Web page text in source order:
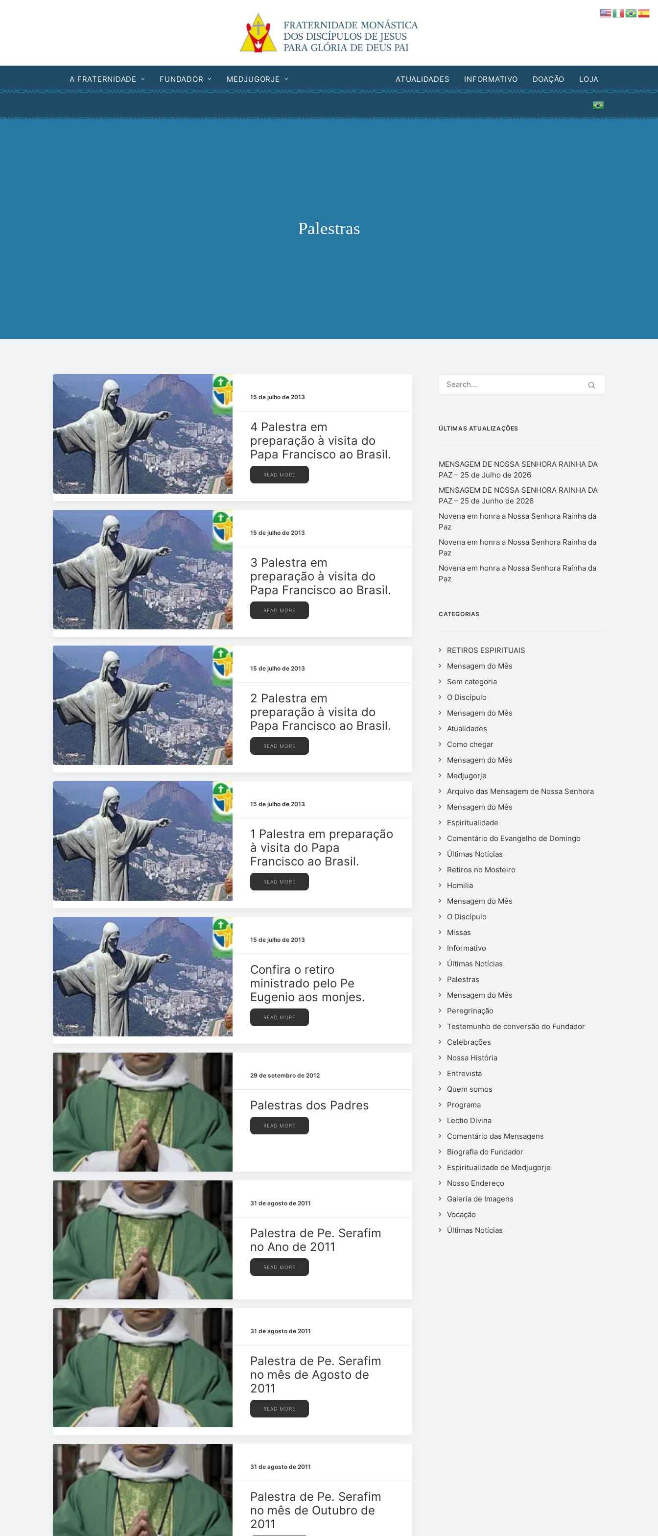
A FRATERNIDADE FUNDADOR MEDJUGORJE ATUALIDADES INFORMATIVO DOAÇÃO LOJA
Palestras
15 de julho de 2013
4 Palestra em
preparação à visita do
Papa Francisco ao Brasil.
READ MORE
15 de julho de 2013
3 Palestra em
preparação à visita do
Papa Francisco ao Brasil.
READ MORE
15 de julho de 2013
2 Palestra em
preparação à visita do
Papa Francisco ao Brasil.
READ MORE
15 de julho de 2013
1 Palestra em preparação
à visita do Papa
Francisco ao Brasil.
READ MORE
15 de julho de 2013
Confira o retiro
ministrado pelo Pe
Eugenio aos monjes.
READ MORE
29 de setembro de 2012
Palestras dos Padres
READ MORE
31 de agosto de 2011
Palestra de Pe. Serafim
no Ano de 2011
READ MORE
31 de agosto de 2011
Palestra de Pe. Serafim
no mês de Agosto de
2011
READ MORE
31 de agosto de 2011
Palestra de Pe. Serafim
no mês de Outubro de
2011
ÚLTIMAS ATUALIZAÇÕES
MENSAGEM DE NOSSA SENHORA RAINHA DA
PAZ – 25 de Julho de 2026
MENSAGEM DE NOSSA SENHORA RAINHA DA
PAZ – 25 de Junho de 2026
Novena em honra a Nossa Senhora Rainha da
Paz
Novena em honra a Nossa Senhora Rainha da
Paz
Novena em honra a Nossa Senhora Rainha da
Paz
CATEGORIAS
RETIROS ESPIRITUAIS
Mensagem do Mês
Sem categoria
O Discípulo
Mensagem do Mês
Atualidades
Como chegar
Mensagem do Mês
Medjugorje
Arquivo das Mensagem de Nossa Senhora
Mensagem do Mês
Espiritualidade
Comentário do Evangelho de Domingo
Últimas Notícias
Retiros no Mosteiro
Homilia
Mensagem do Mês
O Discípulo
Missas
Informativo
Últimas Notícias
Palestras
Mensagem do Mês
Peregrinação
Testemunho de conversão do Fundador
Celebrações
Nossa História
Entrevista
Quem somos
Programa
Lectio Divina
Comentário das Mensagens
Biografia do Fundador
Espiritualidade de Medjugorje
Nosso Endereço
Galeria de Imagens
Vocação
Últimas Notícias